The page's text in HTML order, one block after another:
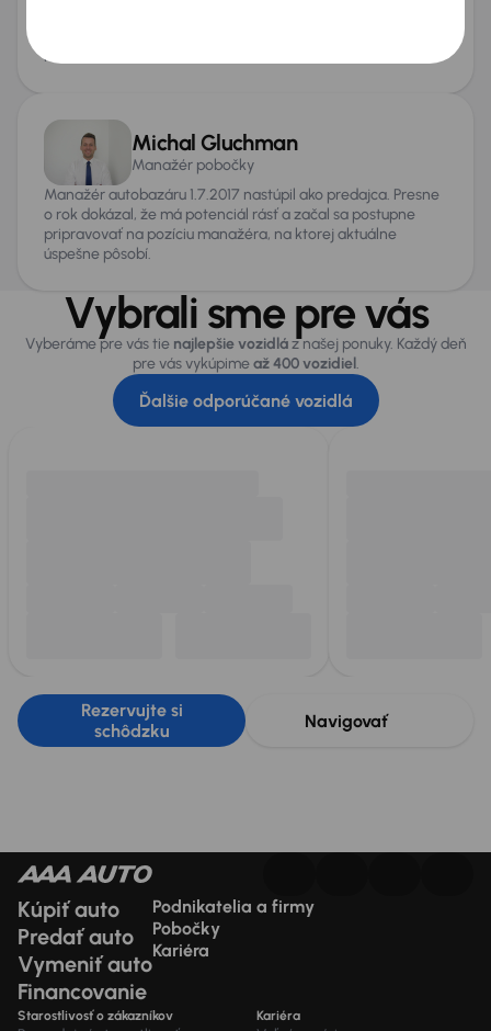
na úrade.
Michal Gluchman
Manažér pobočky
Manažér autobazáru 1.7.2017 nastúpil ako predajca. Presne
o rok dokázal, že má potenciál rásť a začal sa postupne
pripravovať na pozíciu manažéra, na ktorej aktuálne
úspešne pôsobí.
Vybrali sme pre vás
Vyberáme pre vás tie najlepšie vozidláz našej ponuky. Každý deň
pre vás vykúpimeaž 400 vozidiel.
Ďalšie odporúčané vozidlá
Rezervujte si
schôdzku
Navigovať
Kúpiť auto
Predať auto
Vymeniť auto
Financovanie
Podnikatelia a firmy
Pobočky
Kariéra
Starostlivosť o zákazníkov Kariéra